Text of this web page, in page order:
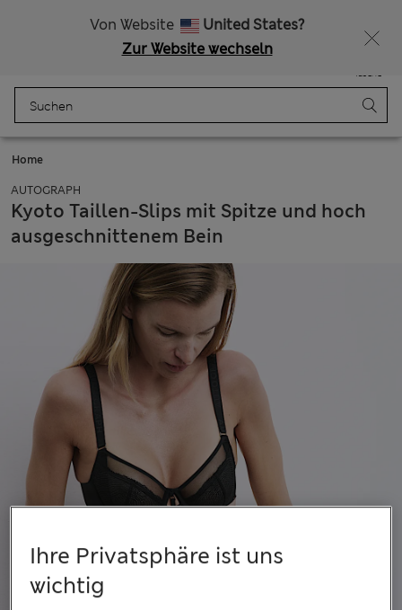
Von Website
United States?
Zur Website wechseln
Tasche
Home
AUTOGRAPH
Kyoto Taillen-Slips mit Spitze und hoch
ausgeschnittenem Bein
Ihre Privatsphäre ist uns
wichtig